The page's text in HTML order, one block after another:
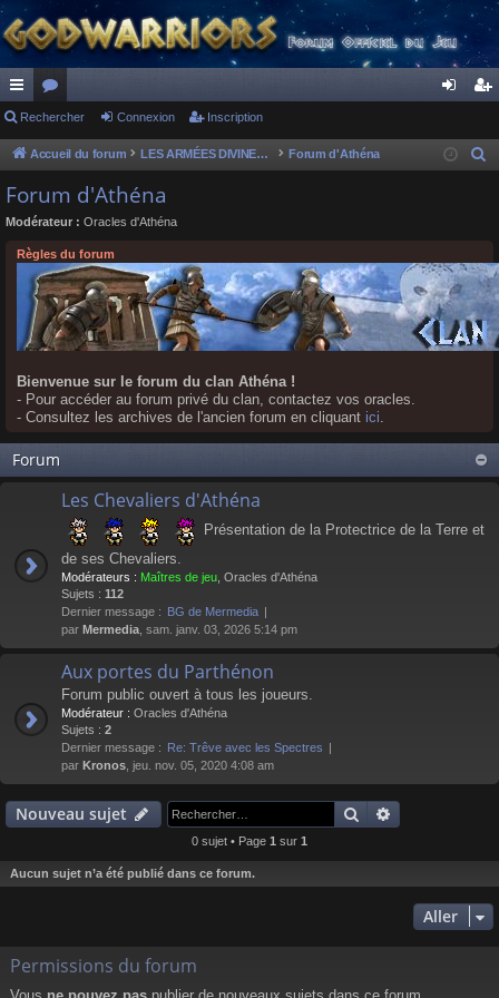
ac
co
ur
ci
or
u
s
ne cri
Rechercher Connexion Inscription
Accueil du forum LES ARMÉES DIVINES - FORUMS DE CLAN Forum d'Athéna
r
c
h
e
Forum d'Athéna
Modérateur : Oracles d'Athéna
Règles du forum
Bienvenue sur le forum du clan Athéna !
- Pour accéder au forum privé du clan, contactez vos oracles.
- Consultez les archives de l'ancien forum en cliquant ici.
Forum
Les Chevaliers d'Athéna
Présentation de la Protectrice de la Terre et
de ses Chevaliers.
Modérateurs : Maîtres de jeu Oracles d'Athéna
Sujets : 112
Dernier message : BG de Mermedia
par Mermedia , sam. janv. 03, 2026 5:14 pm
Aux portes du Parthénon
Forum public ouvert à tous les joueurs.
Modérateur : Oracles d'Athéna
Sujets : 2
Dernier message : Re: Trêve avec les Spectres
par Kronos , jeu. nov. 05, 2020 4:08 am
Nouveau sujet Rechercher
0 sujet • Page 1 sur 1
Aucun sujet n’a été publié dans ce forum.
Aller
Permissions du forum